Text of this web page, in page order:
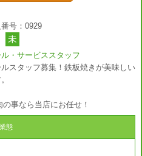
号：0929
ル・サービススタッフ
ルスタッフ募集！鉄板焼きが美味しい
事なら当店にお任せ！
業態